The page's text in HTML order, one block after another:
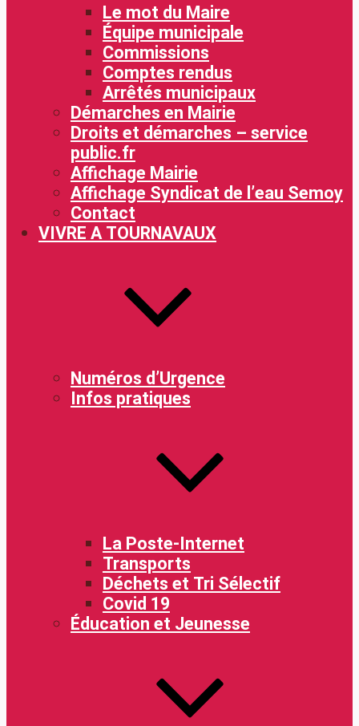
Le mot du Maire
Équipe municipale
Commissions
Comptes rendus
Arrêtés municipaux
Démarches en Mairie
Droits et démarches – service
public.fr
Affichage Mairie
Affichage Syndicat de l’eau Semoy
Contact
VIVRE A TOURNAVAUX
Numéros d’Urgence
Infos pratiques
La Poste-Internet
Transports
Déchets et Tri Sélectif
Covid 19
Éducation et Jeunesse